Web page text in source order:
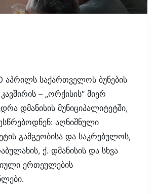
აპრილს საქართველოს ბუნების
– „ორქისის“ მიერ
დმანისის მუნიციპალიტეტში,
აღნიშნული
გამგეობისა და საკრებულოს,
ქ. დმანისის და სხვა
ერთეულების